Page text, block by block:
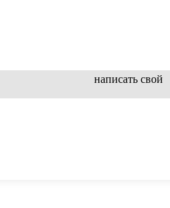
написать свой